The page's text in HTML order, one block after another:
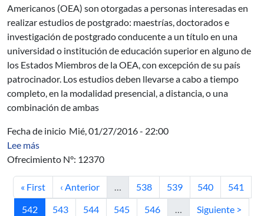
Americanos (OEA) son otorgadas a personas interesadas en
realizar estudios de postgrado: maestrías, doctorados e
investigación de postgrado conducente a un título en una
universidad o institución de educación superior en alguno de
los Estados Miembros de la OEA, con excepción de su país
patrocinador. Los estudios deben llevarse a cabo a tiempo
completo, en la modalidad presencial, a distancia, o una
combinación de ambas
Fecha de inicio Mié, 01/27/2016 - 22:00
Lee mássobre OPP-AUCI JESH - Joint Excellence in Science
Ofrecimiento N°: 12370
Primera página
« First Página anterior
‹ Anterior … Página
538 Página
539 Página
540 Página
541
Página actual
542 Página
543 Página
544 Página
545 Página
546 … Siguiente página
Siguiente >